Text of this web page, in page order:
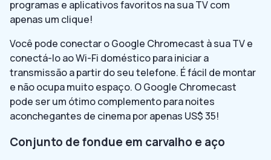
programas e aplicativos favoritos na sua TV com
apenas um clique!
Você pode conectar o Google Chromecast à sua TV e
conectá-lo ao Wi-Fi doméstico para iniciar a
transmissão a partir do seu telefone. É fácil de montar
e não ocupa muito espaço. O Google Chromecast
pode ser um ótimo complemento para noites
aconchegantes de cinema por apenas US$ 35!
Conjunto de fondue em carvalho e aço